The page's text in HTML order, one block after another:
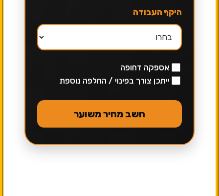
היקף העבודה
אספקה דחופה
ייתכן צורך בפינוי / החלפה נוספת
חשב מחיר משוער